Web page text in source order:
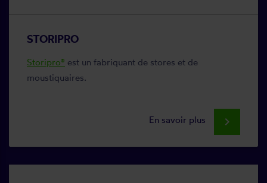
STORIPRO
Storipro® est un fabriquant de stores et de
moustiquaires.
En savoir plus keyboard_arrow_right